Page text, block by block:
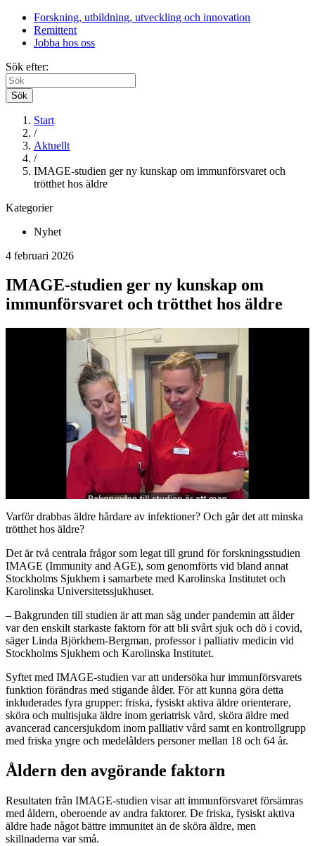
Forskning, utbildning, utveckling och innovation
Remittent
Jobba hos oss
Sök efter:
Sök
Start
/
Aktuellt
/
IMAGE-studien ger ny kunskap om immunförsvaret och
trötthet hos äldre
Kategorier
Nyhet
4 februari 2026
IMAGE-studien ger ny kunskap om
immunförsvaret och trötthet hos äldre
Varför drabbas äldre hårdare av infektioner? Och går det att minska
trötthet hos äldre?
Det är två centrala frågor som legat till grund för forskningsstudien
IMAGE (Immunity and AGE), som genomförts vid bland annat
Stockholms Sjukhem i samarbete med Karolinska Institutet och
Karolinska Universitetssjukhuset.
– Bakgrunden till studien är att man såg under pandemin att ålder
var den enskilt starkaste faktorn för att bli svårt sjuk och dö i covid,
säger Linda Björkhem-Bergman, professor i palliativ medicin vid
Stockholms Sjukhem och Karolinska Institutet.
Syftet med IMAGE-studien var att undersöka hur immunförsvarets
funktion förändras med stigande ålder. För att kunna göra detta
inkluderades fyra grupper: friska, fysiskt aktiva äldre orienterare,
sköra och multisjuka äldre inom geriatrisk vård, sköra äldre med
avancerad cancersjukdom inom palliativ vård samt en kontrollgrupp
med friska yngre och medelålders personer mellan 18 och 64 år.
Åldern den avgörande faktorn
Resultaten från IMAGE-studien visar att immunförsvaret försämras
med åldern, oberoende av andra faktorer. De friska, fysiskt aktiva
äldre hade något bättre immunitet än de sköra äldre, men
skillnaderna var små.